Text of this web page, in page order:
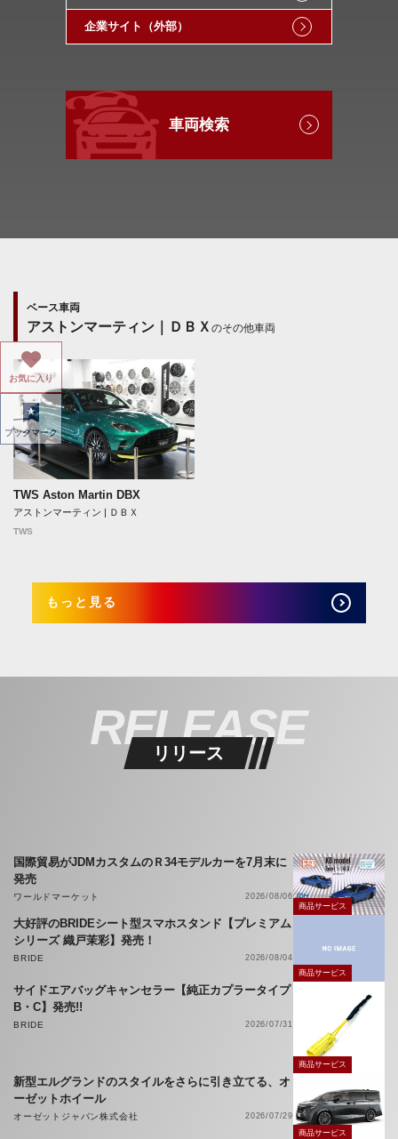
企業サイト（外部）
車両検索
ベース車両
アストンマーティン｜ＤＢＸ のその他車両
TWS Aston Martin DBX
アストンマーティン | ＤＢＸ
TWS
もっと見る
RELEASE
リリース
国際貿易がJDMカスタムのＲ34モデルカーを7月末に
発売
ワールドマーケット
2026/08/06
商品サービス
大好評のBRIDEシート型スマホスタンド【プレミアム
シリーズ 織戸茉彩】発売！
BRIDE
2026/08/04
商品サービス
サイドエアバッグキャンセラー【純正カプラータイプ
B・C】発売!!
BRIDE 2026/07/31
商品サービス
新型エルグランドのスタイルをさらに引き立てる、オ
ーゼットホイール
オーゼットジャパン株式会社
2026/07/29
商品サービス
お気に入り
ブックマーク